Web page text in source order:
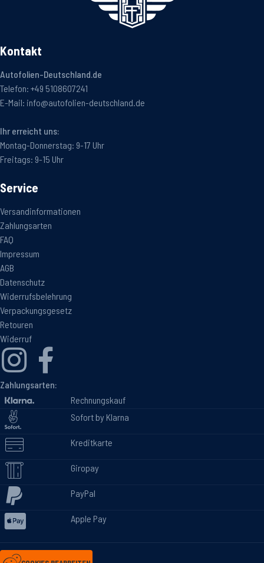
Kontakt
Autofolien-Deutschland.de
Telefon: +49 5108607241
E-Mail: info@autofolien-deutschland.de
Ihr erreicht uns:
Montag-Donnerstag: 9-17 Uhr
Freitags: 9-15 Uhr
Service
Versandinformationen
Zahlungsarten
FAQ
Impressum
AGB
Datenschutz
Widerrufsbelehrung
Verpackungsgesetz
Retouren
Widerruf
Zahlungsarten:
Rechnungskauf
Sofort by Klarna
Kreditkarte
Giropay
PayPal
Apple Pay